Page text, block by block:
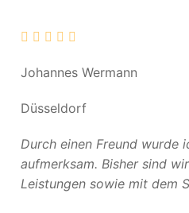
Johannes Wermann
Düsseldorf
Durch einen Freund wurde
aufmerksam. Bisher sind
Leistungen sowie mit dem